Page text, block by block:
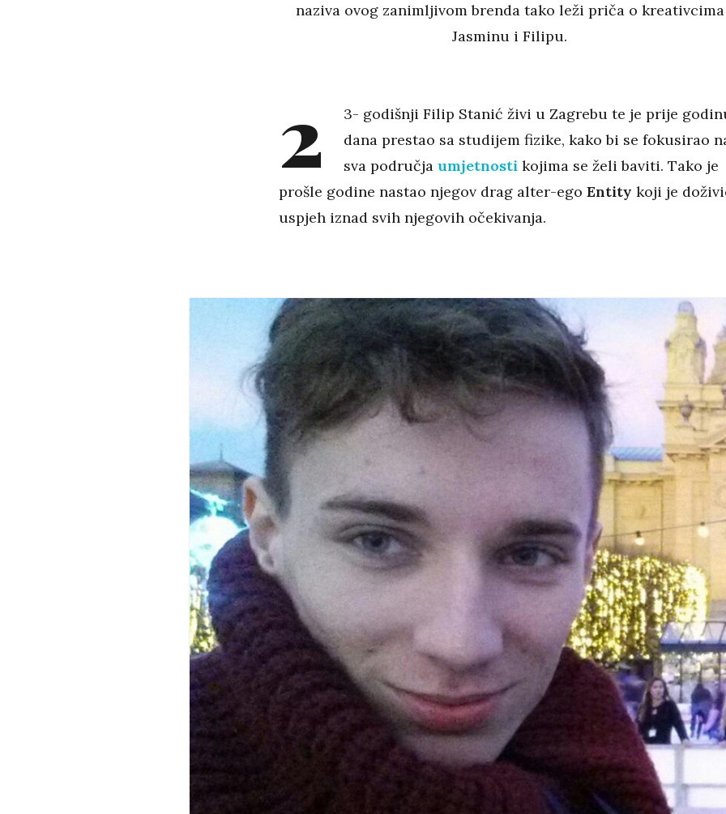
naziva ovog zanimljivom brenda tako leži priča o kreativcima
Jasminu i Filipu.
2
3- godišnji Filip Stanić živi u Zagrebu te je prije
dana prestao sa studijem fizike, kako bi se fokusirao
sva područjaumjetnosti kojima se želi baviti. Tako je
prošle godine nastao njegov drag alter-ego Entity koji je
uspjeh iznad svih njegovih očekivanja.